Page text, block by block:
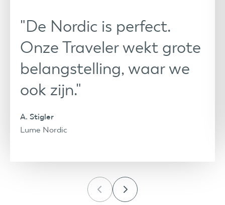
"De Nordic is perfect.
Onze Traveler wekt grote
belangstelling, waar we
ook zijn."
A. Stigler
Lume Nordic